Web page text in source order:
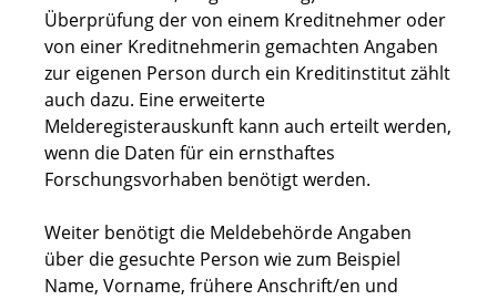
Überprüfung der von einem Kreditnehmer oder
von einer Kreditnehmerin gemachten Angaben
zur eigenen Person durch ein Kreditinstitut zählt
auch dazu. Eine erweiterte
Melderegisterauskunft kann auch erteilt werden,
wenn die Daten für ein ernsthaftes
Forschungsvorhaben benötigt werden.
Weiter benötigt die Meldebehörde Angaben
über die gesuchte Person wie zum Beispiel
Name, Vorname, frühere Anschrift/en und